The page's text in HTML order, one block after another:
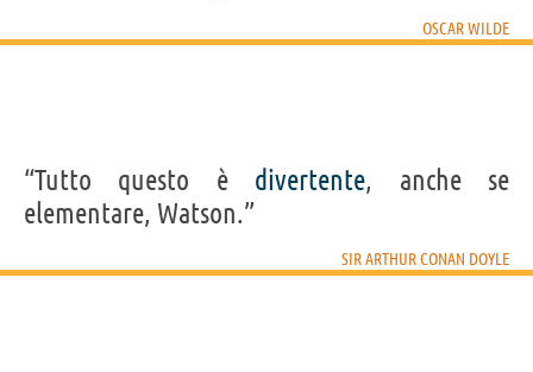
OSCAR WILDE
“Tutto questo è divertente, anche se
elementare, Watson.”
SIR ARTHUR CONAN DOYLE